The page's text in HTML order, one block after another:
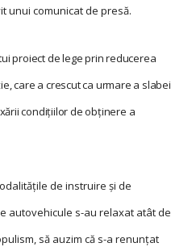
unui comunicat de presă.
proiect de lege prin reducerea
care a crescut ca urmare a slabei
condiţiilor de obţinere a
de instruire şi de
autovehicule s-au relaxat atât de
să auzim că s-a renunţat